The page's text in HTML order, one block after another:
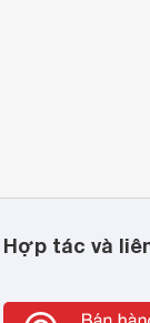
Hợp tác và